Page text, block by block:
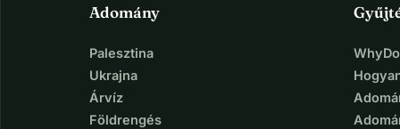
Adomány
Palesztina
Ukrajna
Árvíz
Földrengés